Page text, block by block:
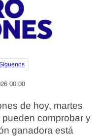
00:00
de hoy, martes
comprobar y
ganadora está